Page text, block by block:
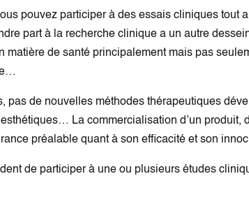
pouvez participer à des essais cliniques tout
part à la recherche clinique a un autre
matière de santé principalement mais pas
pas de nouvelles méthodes thérapeutiques
La commercialisation d’un produit,
préalable quant à son efficacité et son
de participer à une ou plusieurs études